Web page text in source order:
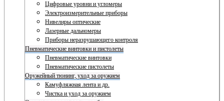
Цифровые уровни и угломеры
Электроизмерительные приборы
Нивелиры оптические
Лазерные дальномеры
Приборы неразрушающего контроля
Пневматические винтовки и пистолеты
Пневматические винтовки
Пневматические пистолеты
Оружейный тюнинг, уход за оружием
Камуфляжная лента и др.
Чистка и уход за оружием